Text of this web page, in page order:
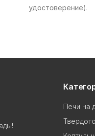
удостоверение).
Печи на